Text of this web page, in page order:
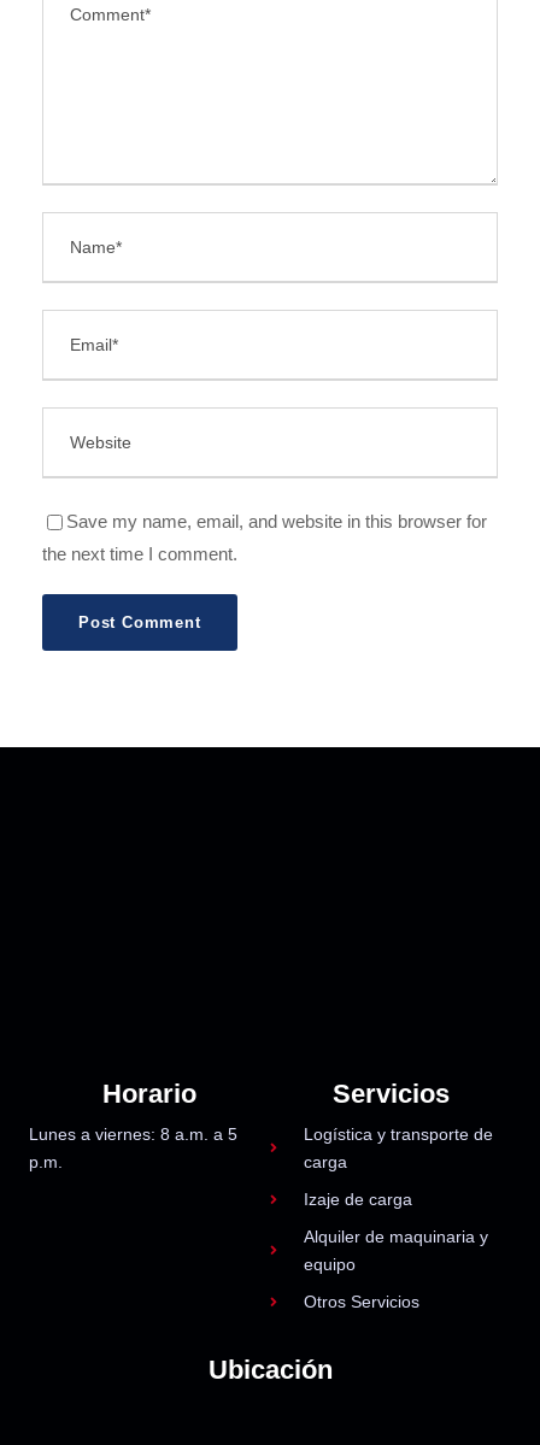
Save my name, email, and website in this browser for
the next time I comment.
Horario
Lunes a viernes: 8 a.m. a 5
p.m.
Servicios
Logística y transporte de
carga
Izaje de carga
Alquiler de maquinaria y
equipo
Otros Servicios
Ubicación